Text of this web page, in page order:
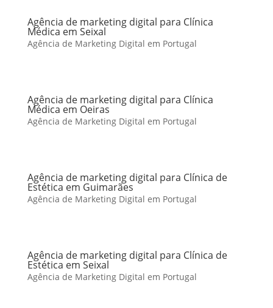
Agência de marketing digital para Clínica
Médica em Seixal
Agência de Marketing Digital em Portugal
Agência de marketing digital para Clínica
Médica em Oeiras
Agência de Marketing Digital em Portugal
Agência de marketing digital para Clínica de
Estética em Guimarães
Agência de Marketing Digital em Portugal
Agência de marketing digital para Clínica de
Estética em Seixal
Agência de Marketing Digital em Portugal